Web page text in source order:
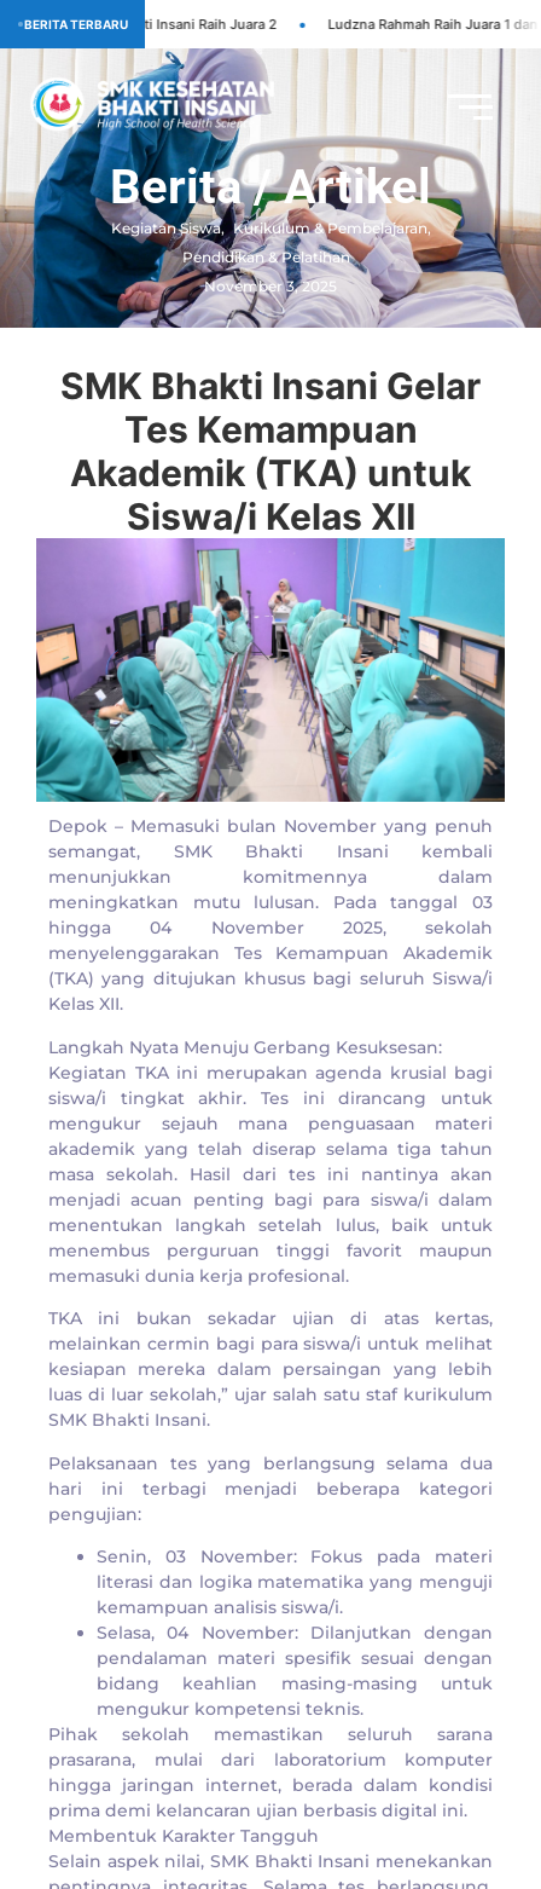
BERITA TERBARU
Raih Juara 2 • Ludzna Rahmah Raih Juara 1 dan Juara Umum LKS Bidang
Berita / Artikel
Kegiatan Siswa, Kurikulum & Pembelajaran,
Pendidikan & Pelatihan
November 3, 2025
SMK Bhakti Insani Gelar
Tes Kemampuan
Akademik (TKA) untuk
Siswa/i Kelas XII
​Depok – Memasuki bulan November yang penuh
semangat, SMK Bhakti Insani kembali
menunjukkan komitmennya dalam
meningkatkan mutu lulusan. Pada tanggal 03
hingga 04 November 2025, sekolah
menyelenggarakan Tes Kemampuan Akademik
(TKA) yang ditujukan khusus bagi seluruh Siswa/i
Kelas XII.
​Langkah Nyata Menuju Gerbang Kesuksesan:
​Kegiatan TKA ini merupakan agenda krusial bagi
siswa/i tingkat akhir. Tes ini dirancang untuk
mengukur sejauh mana penguasaan materi
akademik yang telah diserap selama tiga tahun
masa sekolah. Hasil dari tes ini nantinya akan
menjadi acuan penting bagi para siswa/i dalam
menentukan langkah setelah lulus, baik untuk
menembus perguruan tinggi favorit maupun
memasuki dunia kerja profesional.
​TKA ini bukan sekadar ujian di atas kertas,
melainkan cermin bagi para siswa/i untuk melihat
kesiapan mereka dalam persaingan yang lebih
luas di luar sekolah,” ujar salah satu staf kurikulum
SMK Bhakti Insani.
​Pelaksanaan tes yang berlangsung selama dua
hari ini terbagi menjadi beberapa kategori
pengujian:
​Senin, 03 November: Fokus pada materi
literasi dan logika matematika yang menguji
kemampuan analisis siswa/i.
​Selasa, 04 November: Dilanjutkan dengan
pendalaman materi spesifik sesuai dengan
bidang keahlian masing-masing untuk
mengukur kompetensi teknis.​
Pihak sekolah memastikan seluruh sarana
prasarana, mulai dari laboratorium komputer
hingga jaringan internet, berada dalam kondisi
prima demi kelancaran ujian berbasis digital ini.
​Membentuk Karakter Tangguh
​Selain aspek nilai, SMK Bhakti Insani menekankan